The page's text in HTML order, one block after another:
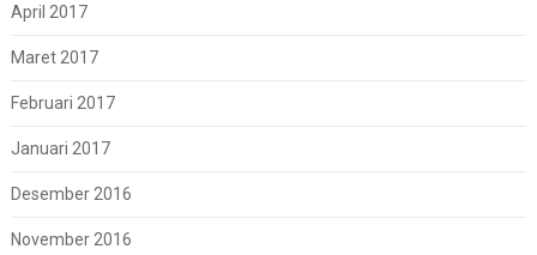
April 2017
Maret 2017
Februari 2017
Januari 2017
Desember 2016
November 2016